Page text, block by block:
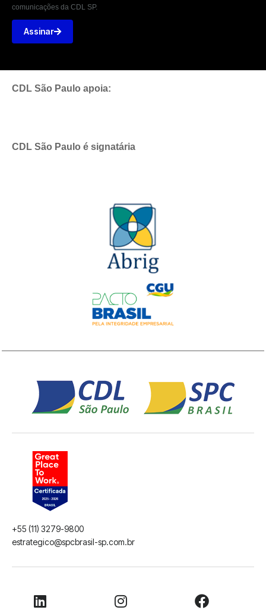
comunicações da CDL SP.
Assinar
CDL São Paulo apoia:
CDL São Paulo é signatária
+55 (11) 3279-9800
estrategico@spcbrasil-sp.com.br